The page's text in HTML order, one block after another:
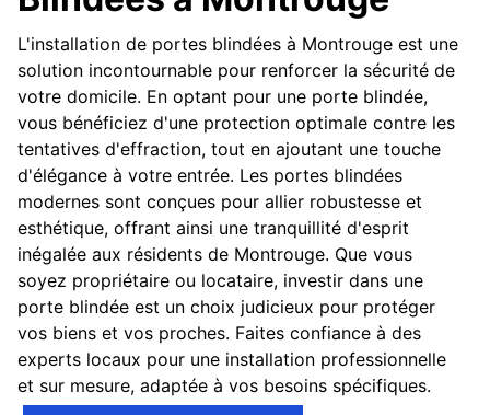
L'installation de portes blindées à Montrouge est une
solution incontournable pour renforcer la sécurité de
votre domicile. En optant pour une porte blindée,
vous bénéficiez d'une protection optimale contre les
tentatives d'effraction, tout en ajoutant une touche
d'élégance à votre entrée. Les portes blindées
modernes sont conçues pour allier robustesse et
esthétique, offrant ainsi une tranquillité d'esprit
inégalée aux résidents de Montrouge. Que vous
soyez propriétaire ou locataire, investir dans une
porte blindée est un choix judicieux pour protéger
vos biens et vos proches. Faites confiance à des
experts locaux pour une installation professionnelle
et sur mesure, adaptée à vos besoins spécifiques.